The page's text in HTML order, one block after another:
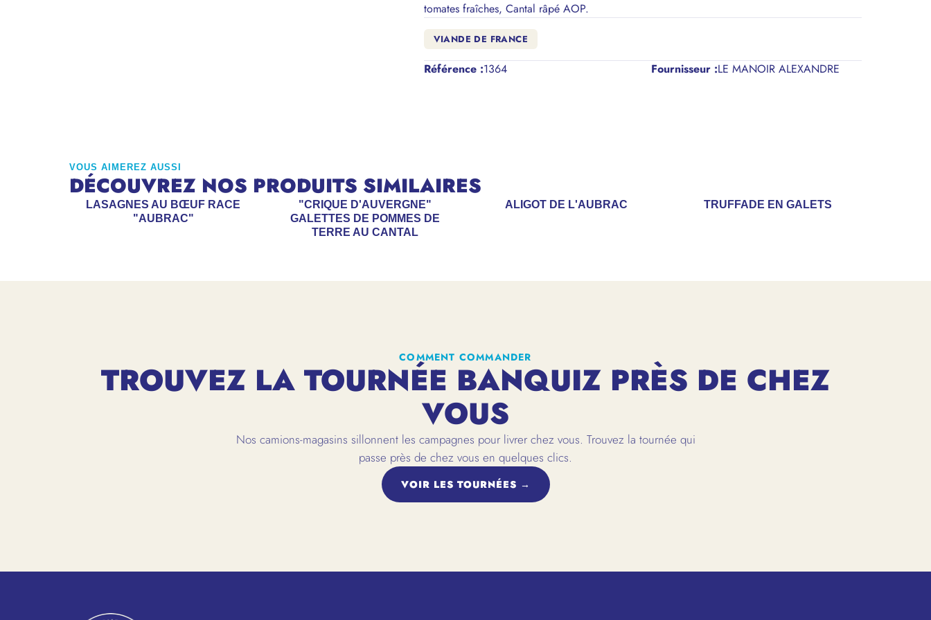
tomates fraîches, Cantal râpé AOP.
VIANDE DE FRANCE
Référence :1364 Fournisseur :LE MANOIR ALEXANDRE
VOUS AIMEREZ AUSSI
DÉCOUVREZ NOS PRODUITS SIMILAIRES
TRUFFADE EN GALETS
"CRIQUE D'AUVERGNE"
GALETTES DE POMMES DE
TERRE AU CANTAL
LASAGNES AU BŒUF RACE
"AUBRAC"
ALIGOT DE L'AUBRAC
COMMENT COMMANDER
TROUVEZ LA TOURNÉE BANQUIZ PRÈS DE CHEZ
VOUS
Nos camions-magasins sillonnent les campagnes pour livrer chez vous. Trouvez la tournée qui
passe près de chez vous en quelques clics.
VOIR LES TOURNÉES →